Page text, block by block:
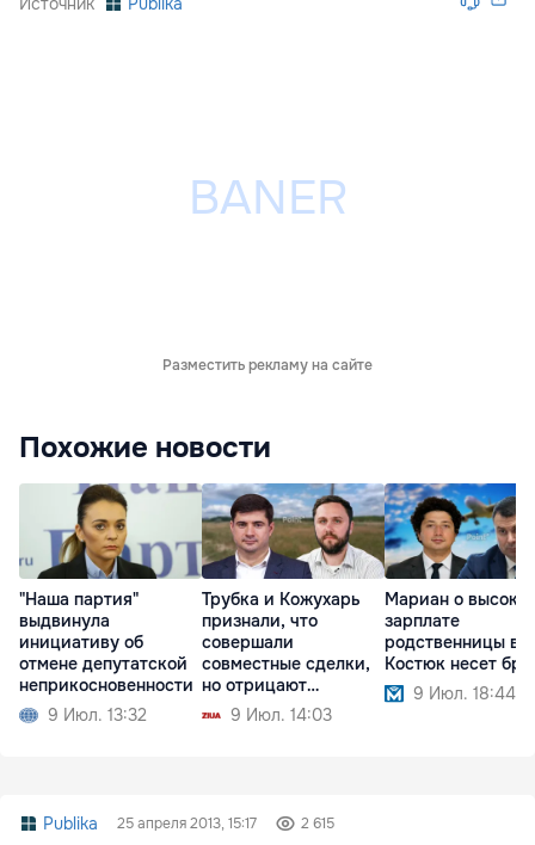
Разместить рекламу на сайте
Похожие новости
"Наша партия"
выдвинула
инициативу об
отмене депутатской
неприкосновенности
9 Июл. 13:32
Трубка и Кожухарь
признали, что
совершали
совместные сделки,
но отрицают
партнерство
9 Июл. 14:03
Мариан о
зарплате
родственницы в
Костюк несет
9 Июл. 18:44
Publika 25 апреля 2013, 15:17 2 615